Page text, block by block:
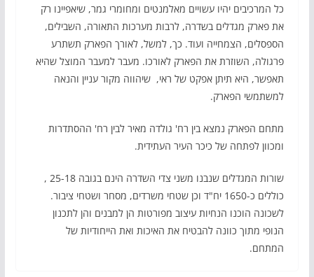
כל המרכיבים יהיו עשויים מאלמנטים ומחומרי גמר, שיאפיינו רק
את פארק מגדלים בשדרה, לרבות מערכות התאורה, השבילים,
הספסלים, הצמחייה ועוד. כך, למשל, לאורך הפארק תשתרע
פרגולה, השוזרת את הפארק לאורכו. מעבר למעבר המוצל שהיא
תאפשר, היא תיתן אפקט של ראי, שיהווה מקור עניין והנאה
למשתמשי הפארק.
מתחם הפארק נמצא בין רח' גולדה מאיר לבין רח' ההסתדרות
ומכוון לפתחה של כיכר העיר העתידית.
שורות המגדלים שנבנו משני צדי השדרה הינם בגובה 25-18 ,
כוללים כ-1650 יח"ד וכן שטחי משרדים, מסחר ושטחי ציבור.
לשכונה הוכנו הנחיות עיצוב מפורטות הן למבנים והן לתכנון
הנופי מתוך כוונה להבטיח את האיכות ואת הייחודיות של
המתחם.